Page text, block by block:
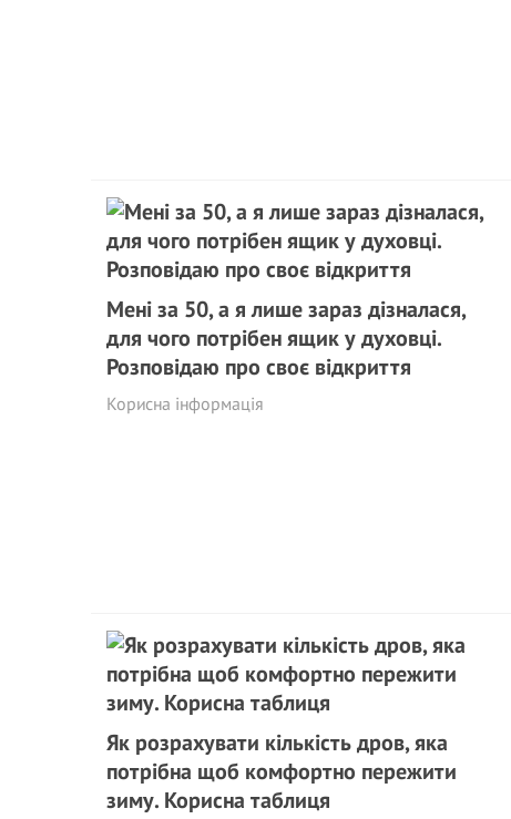
Мені за 50, а я лише зараз дізналася,
для чого потрібен ящик у духовці.
Розповідаю про своє відкриття
Корисна інформація
Як розрахувати кількість дров, яка
потрібна щоб комфортно пережити
зиму. Корисна таблиця